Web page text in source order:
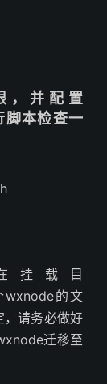
，并配置
本检查一
挂载目
wxnode的文
，请务必做好
迁移至